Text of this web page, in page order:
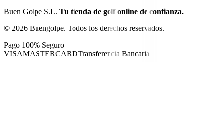
Buen Golpe S.L. Tu tienda de golf online de confianza.
© 2026 Buengolpe. Todos los derechos reservados.
Pago 100% Seguro
VISAMASTERCARDTransferencia Bancaria